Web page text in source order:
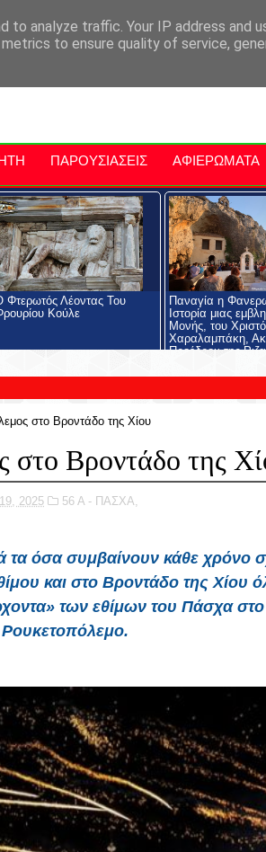
Στην Κρήτη Kriti Traveller
ΠΑΡΟΥΣΙΑΣΕΙΣ ΑΦΙΕΡΩΜΑΤΑ
Φτερωτός Λέοντας Του
Κούλε
Παναγία η
Ιστορία μιας
Μονής, του
Χαραλαμπάκη,
Προέδρου της
Ριζαρείου
στο Βροντάδο της Χίου
στο Βροντάδο της
2025 56 Α - ΠΑΣΧΑ,
όσα συμβαίνουν κάθε χρόνο
και στο Βροντάδο της Χίου
των εθίμων του Πάσχα στο
Ρουκετοπόλεμο.
analyze traffic. Your IP address and
to ensure quality of service,